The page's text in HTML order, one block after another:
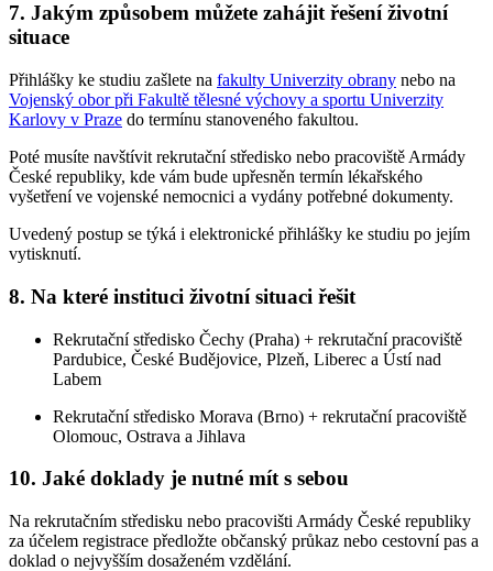
7. Jakým způsobem můžete zahájit řešení životní
situace
Přihlášky ke studiu zašlete na fakulty Univerzity obrany nebo na
Vojenský obor při Fakultě tělesné výchovy a sportu Univerzity
Karlovy v Praze do termínu stanoveného fakultou.
Poté musíte navštívit rekrutační středisko nebo pracoviště Armády
České republiky, kde vám bude upřesněn termín lékařského
vyšetření ve vojenské nemocnici a vydány potřebné dokumenty.
Uvedený postup se týká i elektronické přihlášky ke studiu po jejím
vytisknutí.
8. Na které instituci životní situaci řešit
Rekrutační středisko Čechy (Praha) + rekrutační pracoviště
Pardubice, České Budějovice, Plzeň, Liberec a Ústí nad
Labem
Rekrutační středisko Morava (Brno) + rekrutační pracoviště
Olomouc, Ostrava a Jihlava
10. Jaké doklady je nutné mít s sebou
Na rekrutačním středisku nebo pracovišti Armády České republiky
za účelem registrace předložte občanský průkaz nebo cestovní pas a
doklad o nejvyšším dosaženém vzdělání.